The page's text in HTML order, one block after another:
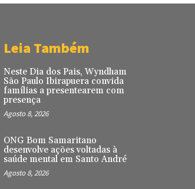
Leia Também
Neste Dia dos Pais, Wyndham
São Paulo Ibirapuera convida
famílias a presentearem com
presença
Agosto 8, 2026
ONG Bom Samaritano
desenvolve ações voltadas à
saúde mental em Santo André
Agosto 8, 2026